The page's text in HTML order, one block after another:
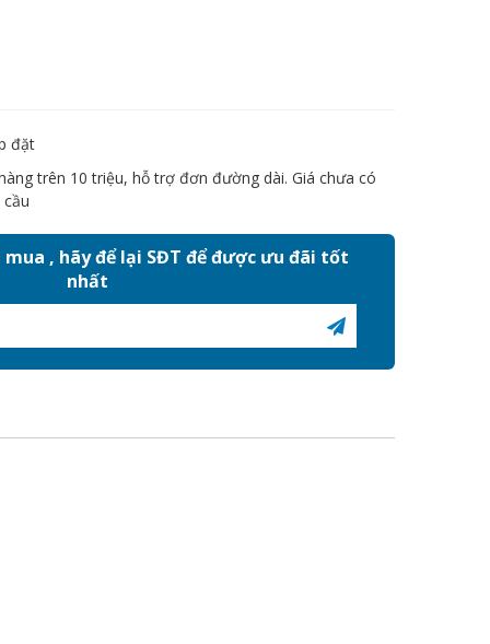
đặt
trên 10 triệu, hỗ trợ đơn đường dài. Giá chưa có
, hãy để lại SĐT để được ưu đãi tốt
nhất